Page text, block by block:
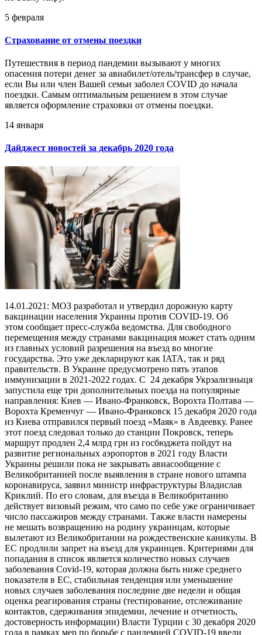
5 февраля
Страхование от отмены поездки
Путешествия в период пандемии вызывают у многих
опасения потери денег за авиабилет/отель/трансфер в случае,
если Вы или член Вашей семьи заболел COVID до начала
поездки. Самым оптимальным решением в этом случае
является оформление страховки от отмены поездки.
14 января
Дайджест новостей за декабрь 2020 года
14.01.2021: МОЗ разработал и утвердил дорожную карту
вакцинации населения Украины против COVID-19. Об
этом сообщает пресс-служба ведомства. Для свободного
перемещения между странами вакцинация может стать одним
из главных условий разрешения на въезд во многие
государства. Это уже декларируют как IATA, так и ряд
правительств. В Украине предусмотрено пять этапов
иммунизации в 2021-2022 годах. С 24 декабря Укрзализныця
запустила еще три дополнительных поезда на популярные
направления: Киев — Ивано-Франковск, Ворохта Полтава —
Ворохта Кременчуг — Ивано-Франковск 15 декабря 2020 года
из Киева отправился первый поезд «Маяк» в Авдеевку. Ранее
этот поезд следовал только до станции Покровск, теперь
маршрут продлен 2,4 млрд грн из госбюджета пойдут на
развитие региональных аэропортов в 2021 году Власти
Украины решили пока не закрывать авиасообщение с
Великобританией после выявления в стране нового штампа
коронавируса, заявил министр инфраструктуры Владислав
Криклий. По его словам, для въезда в Великобританию
действует визовый режим, что само по себе уже ограничивает
число пассажиров между странами. Также власти намерены
не мешать возвращению на родину украинцам, которые
вылетают из Великобритании на рождественские каникулы. В
ЕС продлили запрет на въезд для украинцев. Критериями для
попадания в список является количество новых случаев
заболевания Covid-19, которая должна быть ниже среднего
показателя в ЕС, стабильная тенденция или уменьшение
новых случаев заболевания последние две недели и общая
оценка реагирования страны (тестирование, отслеживание
контактов, сдерживания эпидемии, лечение и отчетность,
достоверность информации) Власти Турции с 30 декабря 2020
года в рамках мер по борьбе с пандемией COVID-19 ввели